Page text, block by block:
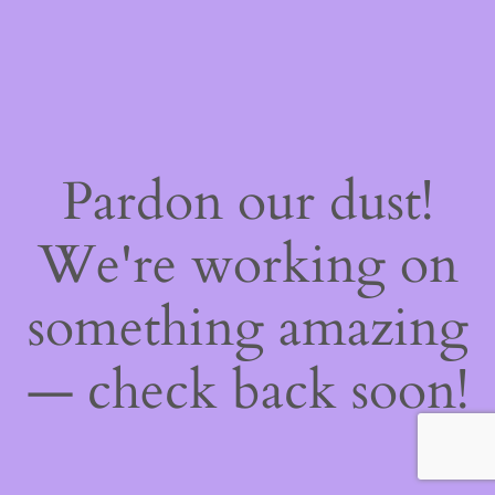
Pardon our dust!
We're working on
something amazing
— check back soon!